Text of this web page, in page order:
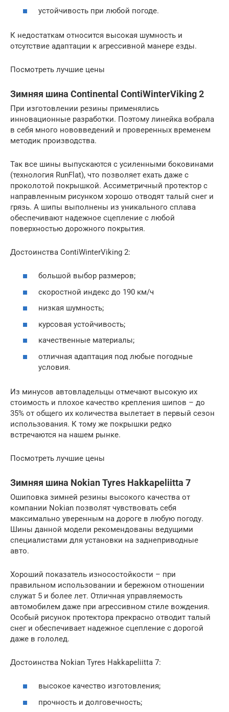
устойчивость при любой погоде.
К недостаткам относится высокая шумность и
отсутствие адаптации к агрессивной манере езды.
Посмотреть лучшие цены
Зимняя шина Continental ContiWinterViking 2
При изготовлении резины применялись
инновационные разработки. Поэтому линейка вобрала
в себя много нововведений и проверенных временем
методик производства.
Так все шины выпускаются с усиленными боковинами
(технология RunFlat), что позволяет ехать даже с
проколотой покрышкой. Ассиметричный протектор с
направленным рисунком хорошо отводят талый снег и
грязь. А шипы выполнены из уникального сплава
обеспечивают надежное сцепление с любой
поверхностью дорожного покрытия.
Достоинства ContiWinterViking 2:
большой выбор размеров;
скоростной индекс до 190 км/ч
низкая шумность;
курсовая устойчивость;
качественные материалы;
отличная адаптация под любые погодные
условия.
Из минусов автовладельцы отмечают высокую их
стоимость и плохое качество крепления шипов – до
35% от общего их количества вылетает в первый сезон
использования. К тому же покрышки редко
встречаются на нашем рынке.
Посмотреть лучшие цены
Зимняя шина Nokian Tyres Hakkapeliitta 7
Ошиповка зимней резины высокого качества от
компании Nokian позволят чувствовать себя
максимально уверенным на дороге в любую погоду.
Шины данной модели рекомендованы ведущими
специалистами для установки на заднеприводные
авто.
Хороший показатель износостойкости – при
правильном использовании и бережном отношении
служат 5 и более лет. Отличная управляемость
автомобилем даже при агрессивном стиле вождения.
Особый рисунок протектора прекрасно отводит талый
снег и обеспечивает надежное сцепление с дорогой
даже в гололед.
Достоинства Nokian Tyres Hakkapeliitta 7:
высокое качество изготовления;
прочность и долговечность;